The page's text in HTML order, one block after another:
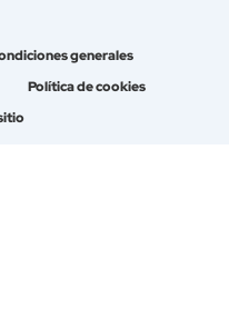
generales
Política de cookies